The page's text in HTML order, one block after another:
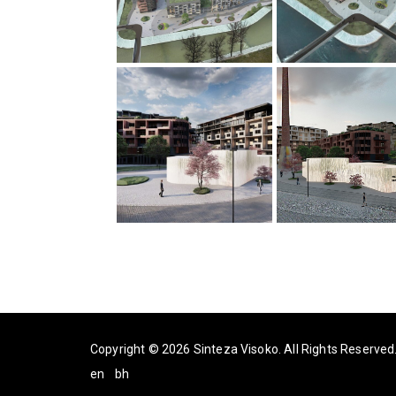
Copyright © 2026 Sinteza Visoko. All Rights
en
bh